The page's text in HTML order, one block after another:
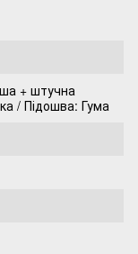
+ штучна
/ Підошва: Гума